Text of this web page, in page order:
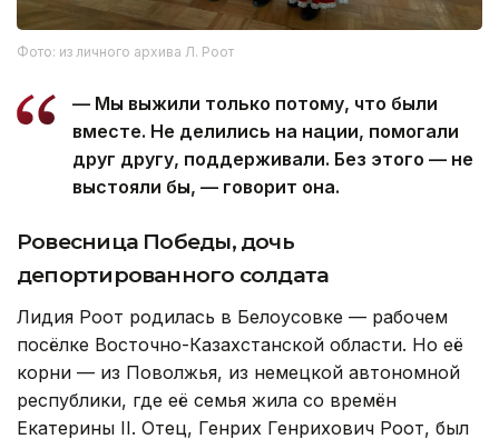
Фото: из личного архива Л. Роот
— Мы выжили только потому, что были
вместе. Не делились на нации, помогали
друг другу, поддерживали. Без этого — не
выстояли бы, — говорит она.
Ровесница Победы, дочь
депортированного солдата
Лидия Роот родилась в Белоусовке — рабочем
посёлке Восточно-Казахстанской области. Но её
корни — из Поволжья, из немецкой автономной
республики, где её семья жила со времён
Екатерины II. Отец, Генрих Генрихович Роот, был